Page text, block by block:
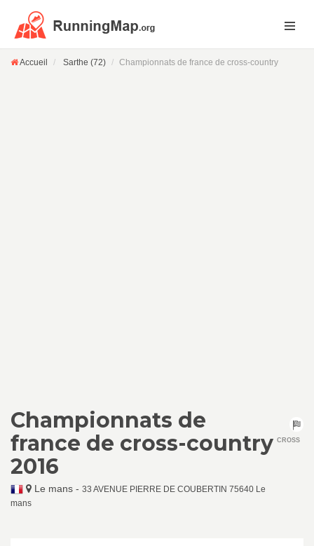
Accueil Sarthe (72) Championnats de france de cross-country
Championnats de
france de cross-country
2016
Le mans - 33 AVENUE PIERRE DE COUBERTIN 75640 Le
mans
CROSS